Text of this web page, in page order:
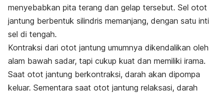
menyebabkan pita terang dan gelap tersebut. Sel otot
jantung berbentuk silindris memanjang, dengan satu inti
sel di tengah.
Kontraksi dari otot jantung umumnya dikendalikan oleh
alam bawah sadar, tapi cukup kuat dan memiliki irama.
Saat otot jantung berkontraksi, darah akan dipompa
keluar. Sementara saat otot jantung relaksasi, darah